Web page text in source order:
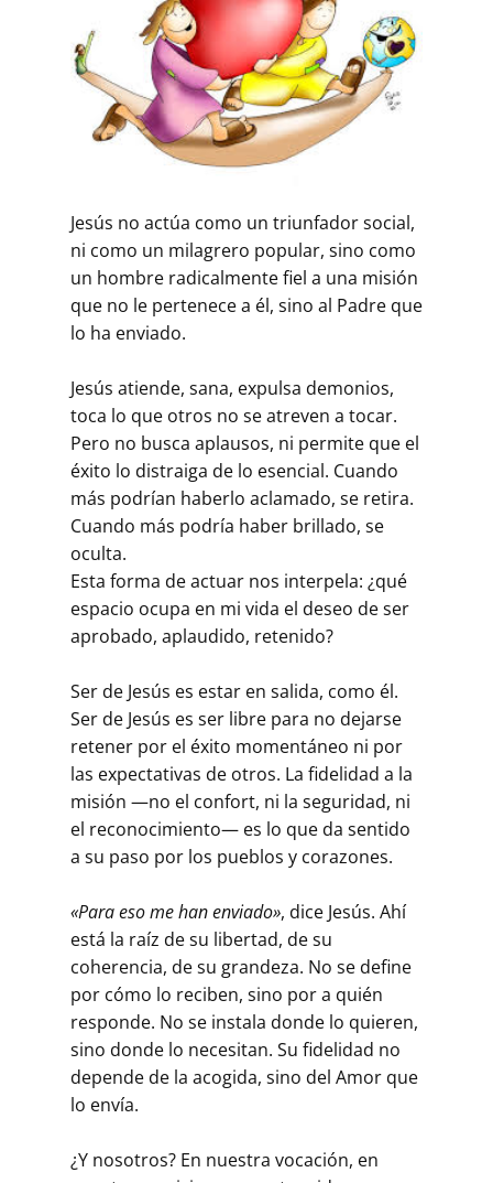
Jesús no actúa como un triunfador social,
ni como un milagrero popular, sino como
un hombre radicalmente fiel a una misión
que no le pertenece a él, sino al Padre que
lo ha enviado.
Jesús atiende, sana, expulsa demonios,
toca lo que otros no se atreven a tocar.
Pero no busca aplausos, ni permite que el
éxito lo distraiga de lo esencial. Cuando
más podrían haberlo aclamado, se retira.
Cuando más podría haber brillado, se
oculta.
Esta forma de actuar nos interpela: ¿qué
espacio ocupa en mi vida el deseo de ser
aprobado, aplaudido, retenido?
Ser de Jesús es estar en salida, como él.
Ser de Jesús es ser libre para no dejarse
retener por el éxito momentáneo ni por
las expectativas de otros. La fidelidad a la
misión —no el confort, ni la seguridad, ni
el reconocimiento— es lo que da sentido
a su paso por los pueblos y corazones.
«Para eso me han enviado», dice Jesús. Ahí
está la raíz de su libertad, de su
coherencia, de su grandeza. No se define
por cómo lo reciben, sino por a quién
responde. No se instala donde lo quieren,
sino donde lo necesitan. Su fidelidad no
depende de la acogida, sino del Amor que
lo envía.
¿Y nosotros? En nuestra vocación, en